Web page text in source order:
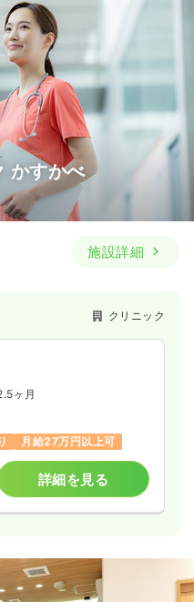
かすかべ
施設詳細
クリニック
ヶ月
月給27万円以上可
詳細を見る